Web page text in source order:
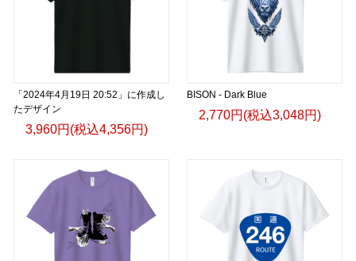
「2024年4月19日 20:52」に作成し
たデザイン
3,960円(税込4,356円)
BISON - Dark Blue
2,770円(税込3,048円)